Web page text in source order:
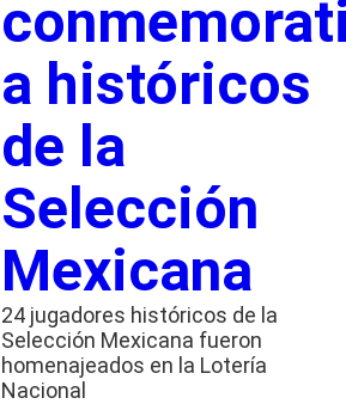
a históricos
de la
Selección
Mexicana
24 jugadores históricos de la
Selección Mexicana fueron
homenajeados en la Lotería
Nacional